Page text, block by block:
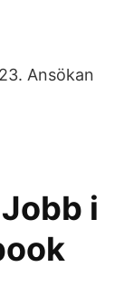
Ansökan
i